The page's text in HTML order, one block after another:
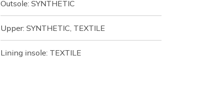
Outsole: SYNTHETIC
Upper: SYNTHETIC, TEXTILE
Lining insole: TEXTILE